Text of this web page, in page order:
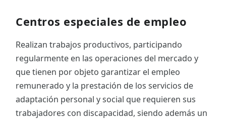
Centros especiales de empleo
Realizan trabajos productivos, participando
regularmente en las operaciones del mercado y
que tienen por objeto garantizar el empleo
remunerado y la prestación de los servicios de
adaptación personal y social que requieren sus
trabajadores con discapacidad, siendo además un